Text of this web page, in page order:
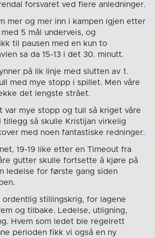
forsvaret ved flere anledninger.
mer og mer inn i kampen igjen etter
5 mål underveis, og
til pausen med en kun to
sa da 15-13 i det 30. minutt.
på lik linje med slutten av 1.
med mye stopp i spillet. Men våre
det lengste strået.
var mye stopp og tull så kriget våre
tillegg så skulle Kristijan virkelig
med noen fantastiske redninger.
19-19 like etter en Timeout fra
gutter skulle fortsette å kjøre på
ledelse for første gang siden
ordentlig stillingskrig, for lagene
og tilbake. Ledelse, utligning,
Hvem som ledet ble regelrett
perioden fikk vi også en ny